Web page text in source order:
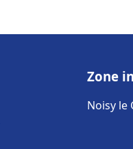
Zone
Noisy le